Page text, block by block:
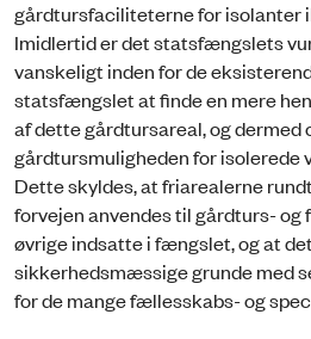
gårdtursfaciliteterne for isolanter
Imidlertid er det statsfængslets
vanskeligt inden for de
statsfængslet at finde en mere
af dette gårdtursareal, og dermed
gårdtursmuligheden for
Dette skyldes, at friarealerne
forvejen anvendes til gårdturs-
øvrige indsatte i fængslet, og at
sikkerhedsmæssige grunde med
for de mange fællesskabs- og